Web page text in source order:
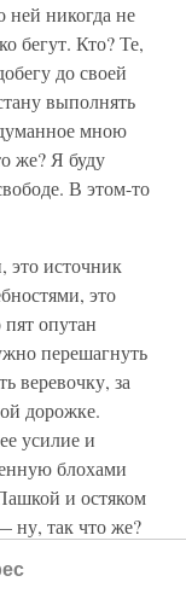
ней никогда не
бегут. Кто? Те,
до своей
выполнять
мною
же? Я буду
В этом-то
источник
это
опутан
перешагнуть
веревочку, за
дорожке.
усилие и
блохами
и остяком
ну, так что же?